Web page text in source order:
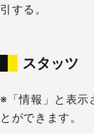
引する。
スタッツ
※「情報」と表示
とができます。